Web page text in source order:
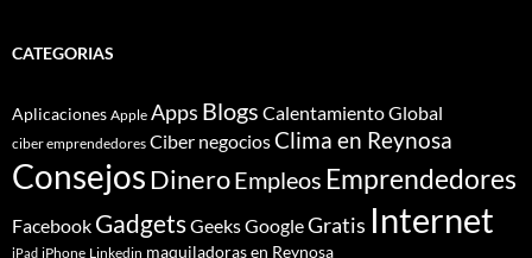
CATEGORIAS
Aplicaciones Apple Apps Blogs Calentamiento Global
ciber emprendedores Ciber negociosClima en Reynosa
ConsejosDineroEmpleos Emprendedores
Facebook GadgetsGeeksGoogleGratis Internet
iPad iPhone Linkedin maquiladoras en Reynosa